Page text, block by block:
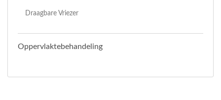
Draagbare Vriezer
Oppervlaktebehandeling